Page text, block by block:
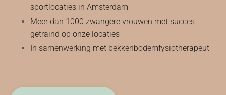
sportlocaties in Amsterdam
Meer dan 1000 zwangere vrouwen met succes
getraind op onze locaties
In samenwerking met bekkenbodemfysiotherapeut